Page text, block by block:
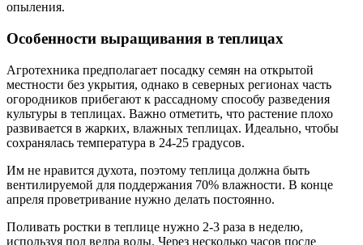
опыления.
Особенности выращивания в теплицах
Агротехника предполагает посадку семян на открытой
местности без укрытия, однако в северных регионах часть
огородников прибегают к рассадному способу разведения
культуры в теплицах. Важно отметить, что растение плохо
развивается в жарких, влажных теплицах. Идеально, чтобы
сохранялась температура в 24-25 градусов.
Им не нравится духота, поэтому теплица должна быть
вентилируемой для поддержания 70% влажности. В конце
апреля проветривание нужно делать постоянно.
Поливать ростки в теплице нужно 2-3 раза в неделю,
используя пол ведра воды. Через несколько часов после